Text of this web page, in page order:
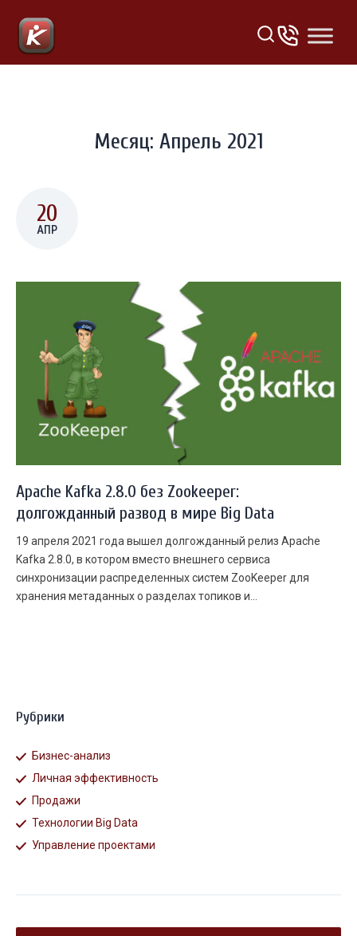
Месяц: Апрель 2021
20
АПР
Apache Kafka 2.8.0 без Zookeeper:
долгожданный развод в мире Big Data
19 апреля 2021 года вышел долгожданный релиз Apache
Kafka 2.8.0, в котором вместо внешнего сервиса
синхронизации распределенных систем ZooKeeper для
хранения метаданных о разделах топиков и...
Рубрики
Бизнес-анализ
Личная эффективность
Продажи
Технологии Big Data
Управление проектами